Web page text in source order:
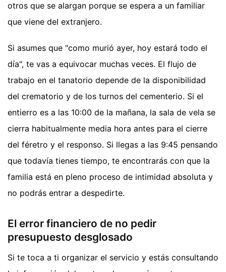
otros que se alargan porque se espera a un familiar
que viene del extranjero.
Si asumes que "como murió ayer, hoy estará todo el
día", te vas a equivocar muchas veces. El flujo de
trabajo en el tanatorio depende de la disponibilidad
del crematorio y de los turnos del cementerio. Si el
entierro es a las 10:00 de la mañana, la sala de vela se
cierra habitualmente media hora antes para el cierre
del féretro y el responso. Si llegas a las 9:45 pensando
que todavía tienes tiempo, te encontrarás con que la
familia está en pleno proceso de intimidad absoluta y
no podrás entrar a despedirte.
El error financiero de no pedir
presupuesto desglosado
Si te toca a ti organizar el servicio y estás consultando